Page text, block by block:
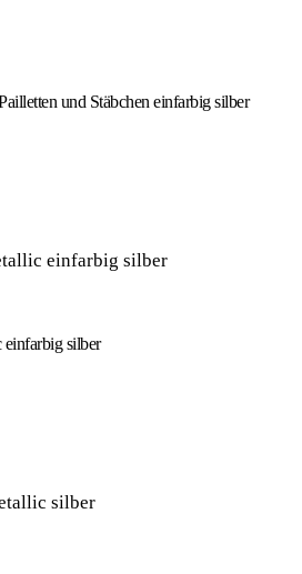
und Stäbchen einfarbig silber
silber